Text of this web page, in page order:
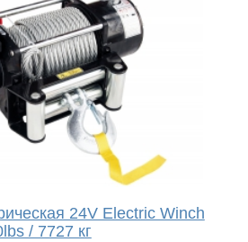
24V Electric Winch
/ 7727 кг